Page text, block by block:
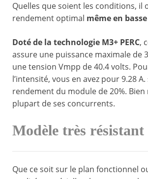
Quelles que soient les conditions, il
rendement optimal même en
Doté de la technologie M3+ PERC,
assure une puissance maximale de
une tension Vmpp de 40.4 volts.
l’intensité, vous en avez pour 9.28
rendement du module de 20%. Bien
plupart de ses concurrents.
Modèle très résistant
Que ce soit sur le plan fonctionnel